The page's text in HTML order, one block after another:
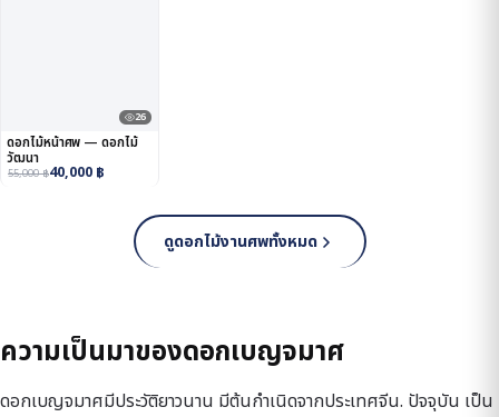
26
ดอกไม้หน้าศพ — ดอกไม้
วัฒนา
55,000฿40,000 ฿
ดูดอกไม้งานศพทั้งหมด
ความเป็นมาของดอกเบญจมาศ
ดอกเบญจมาศมีประวัติยาวนาน มีต้นกำเนิดจากประเทศจีน. ปัจจุบัน เป็น